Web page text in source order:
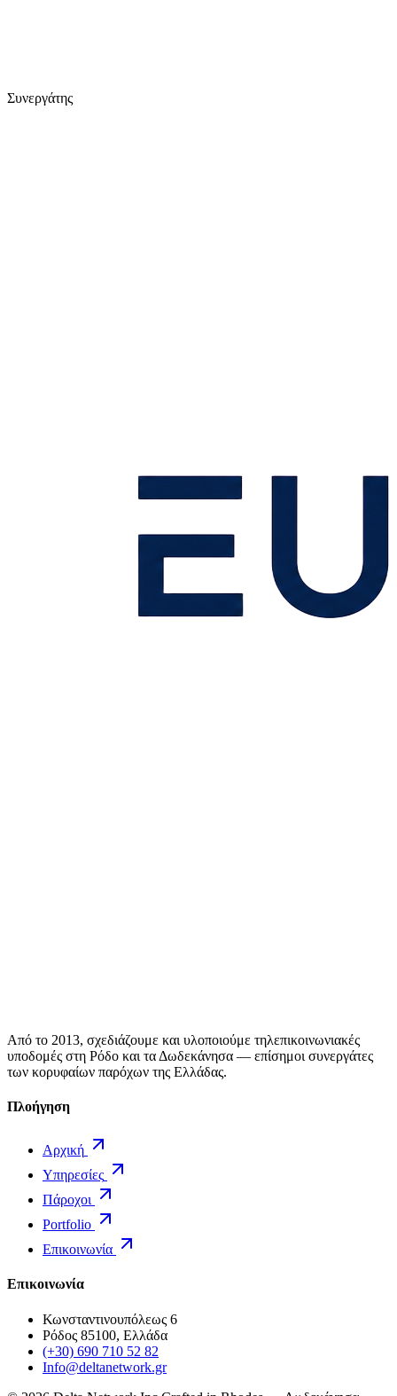
Συνεργάτης
Από το 2013, σχεδιάζουμε και υλοποιούμε τηλεπικοινωνιακές
υποδομές στη Ρόδο και τα Δωδεκάνησα — επίσημοι συνεργάτες
των κορυφαίων παρόχων της Ελλάδας.
Πλοήγηση
Αρχική
Υπηρεσίες
Πάροχοι
Portfolio
Επικοινωνία
Επικοινωνία
Κωνσταντινουπόλεως 6
Ρόδος 85100, Ελλάδα
(+30) 690 710 52 82
Info@deltanetwork.gr